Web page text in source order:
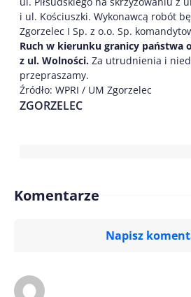
i ul. Kościuszki. Wykonawcą robót
Zgorzelec I Sp. z o.o. Sp.
Ruch w kierunku granicy państwa
z ul. Wolności. Za utrudnienia i
przepraszamy.
Źródło: WPRI / UM Zgorzelec
ZGORZELEC
Komentarze
Napisz
Imię/ Nick*